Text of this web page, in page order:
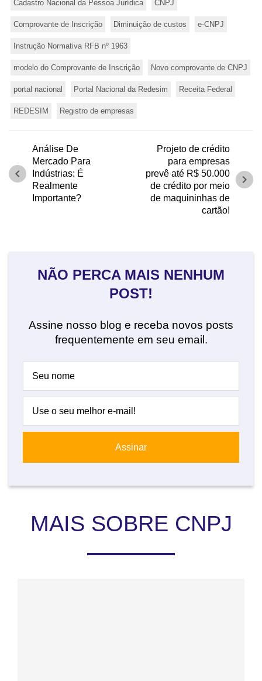
Cadastro Nacional da Pessoa Jurídica CNPJ
Comprovante de Inscrição Diminuição de custos e-CNPJ
Instrução Normativa RFB nº 1963
modelo do Comprovante de Inscrição Novo comprovante de CNPJ
portal nacional Portal Nacional da Redesim Receita Federal
REDESIM Registro de empresas
Análise De
Mercado Para
Indústrias: É
Realmente
Importante?
chevron_left
Projeto de crédito
para empresas
prevê até R$ 50.000
de crédito por meio
de maquininhas de
cartão!
chevron_right
NÃO PERCA MAIS NENHUM
POST!
Assine nosso blog e receba novos posts
frequentemente em seu email.
MAIS SOBRE CNPJ